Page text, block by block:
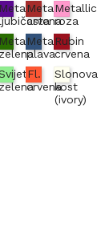
MetallicMetallic
crvena
Metallic
roza
MetallicMetallic
plava
Rubin
crvena
Fl.
crvena
Slonova
kost
(ivory)